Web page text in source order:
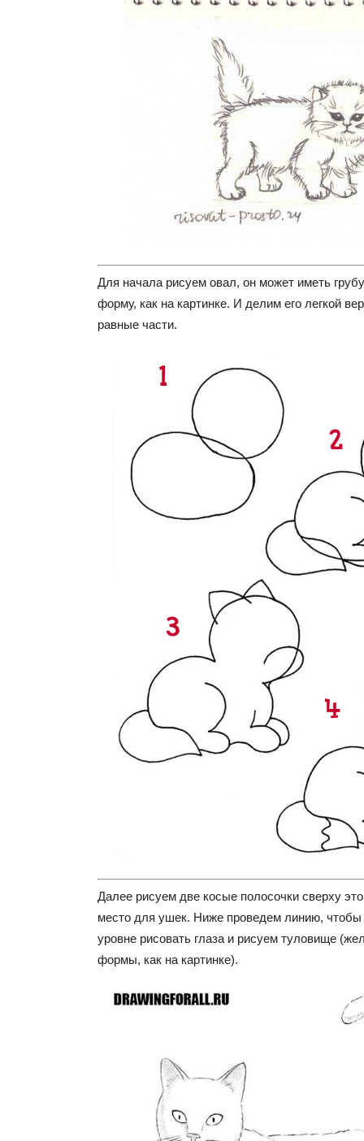
Для начала рисуем овал, он может иметь
форму, как на картинке. И делим его легкой
равные части.
Далее рисуем две косые полосочки сверху
место для ушек. Ниже проведем линию, чтобы
уровне рисовать глаза и рисуем туловище
формы, как на картинке).